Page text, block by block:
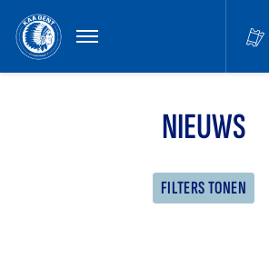
MENU
NIEUWS
FILTERS TONEN